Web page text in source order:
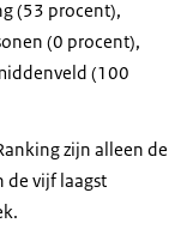
(53 procent),
(0 procent),
(100
zijn alleen de
de vijf laagst